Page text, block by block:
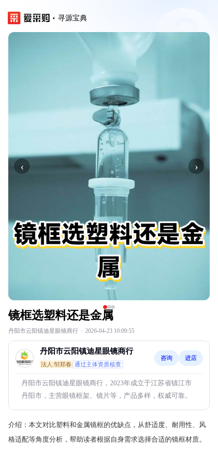
寻源宝典
‹ ›
镜框选塑料还是金属
丹阳市云阳镇迪星眼镜商行 · 2026-04-23 10:09:55
丹阳市云阳镇迪星眼镜商行
法人:邹郑春 通过主体资质核查
咨询 进店
丹阳市云阳镇迪星眼镜商行，2023年成立于江苏省镇江市
丹阳市，主营眼镜框架、镜片等，产品多样，权威可靠。
介绍： 本文对比塑料和金属镜框的优缺点，从舒适度、耐用性、风
格适配等角度分析，帮助读者根据自身需求选择合适的镜框材质。